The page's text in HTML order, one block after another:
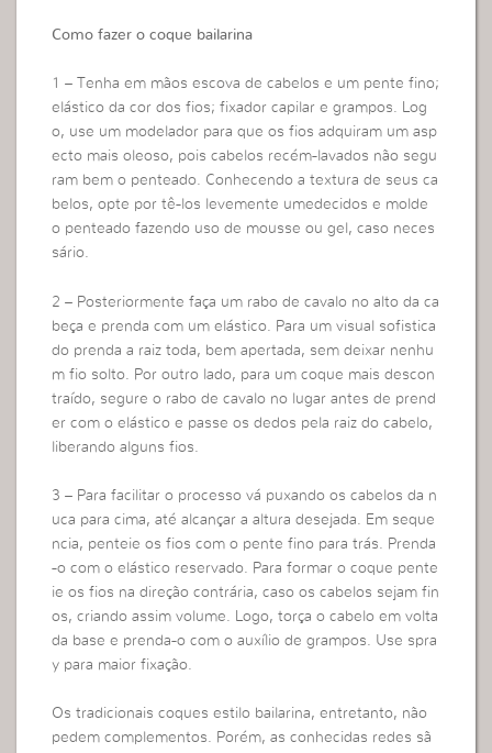
Como fazer o coque bailarina
1 – Tenha em mãos escova de cabelos e um pente fino;
elástico da cor dos fios; fixador capilar e grampos. Log
o, use um modelador para que os fios adquiram um asp
ecto mais oleoso, pois cabelos recém-lavados não segu
ram bem o penteado. Conhecendo a textura de seus ca
belos, opte por tê-los levemente umedecidos e molde
o penteado fazendo uso de mousse ou gel, caso neces
sário.
2 – Posteriormente faça um rabo de cavalo no alto da ca
beça e prenda com um elástico. Para um visual sofistica
do prenda a raiz toda, bem apertada, sem deixar nenhu
m fio solto. Por outro lado, para um coque mais descon
traído, segure o rabo de cavalo no lugar antes de prend
er com o elástico e passe os dedos pela raiz do cabelo,
liberando alguns fios.
3 – Para facilitar o processo vá puxando os cabelos da n
uca para cima, até alcançar a altura desejada. Em seque
ncia, penteie os fios com o pente fino para trás. Prenda
-o com o elástico reservado. Para formar o coque pente
ie os fios na direção contrária, caso os cabelos sejam fin
os, criando assim volume. Logo, torça o cabelo em volta
da base e prenda-o com o auxílio de grampos. Use spra
y para maior fixação.
Os tradicionais coques estilo bailarina, entretanto, não
pedem complementos. Porém, as conhecidas redes sã